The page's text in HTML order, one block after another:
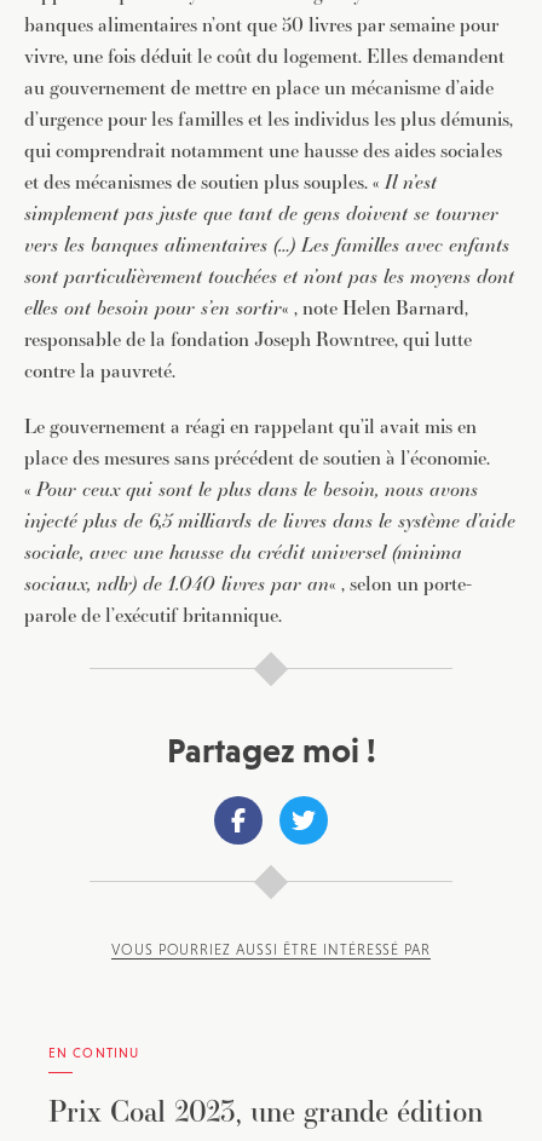
banques alimentaires n’ont que 50 livres par semaine pour
vivre, une fois déduit le coût du logement. Elles demandent
au gouvernement de mettre en place un mécanisme d’aide
d’urgence pour les familles et les individus les plus démunis,
qui comprendrait notamment une hausse des aides sociales
et des mécanismes de soutien plus souples. «Il n’est
simplement pas juste que tant de gens doivent se tourner
vers les banques alimentaires (…) Les familles avec enfants
sont particulièrement touchées et n’ont pas les moyens dont
elles ont besoin pour s’en sortir« , note Helen Barnard,
responsable de la fondation Joseph Rowntree, qui lutte
contre la pauvreté.
Le gouvernement a réagi en rappelant qu’il avait mis en
place des mesures sans précédent de soutien à l’économie.
«Pour ceux qui sont le plus dans le besoin, nous avons
injecté plus de 6,5 milliards de livres dans le système d’aide
sociale, avec une hausse du crédit universel (minima
sociaux, ndlr) de 1.040 livres par an« , selon un porte-
parole de l’exécutif britannique.
Partagez moi !
VOUS POURRIEZ AUSSI ÊTRE INTÉRESSÉ PAR
EN CONTINU
Prix Coal 2023, une grande édition